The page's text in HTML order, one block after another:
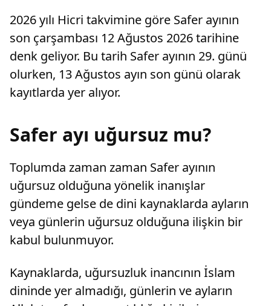
2026 yılı Hicri takvimine göre Safer ayının
son çarşambası 12 Ağustos 2026 tarihine
denk geliyor. Bu tarih Safer ayının 29. günü
olurken, 13 Ağustos ayın son günü olarak
kayıtlarda yer alıyor.
Safer ayı uğursuz mu?
Toplumda zaman zaman Safer ayının
uğursuz olduğuna yönelik inanışlar
gündeme gelse de dini kaynaklarda ayların
veya günlerin uğursuz olduğuna ilişkin bir
kabul bulunmuyor.
Kaynaklarda, uğursuzluk inancının İslam
dininde yer almadığı, günlerin ve ayların